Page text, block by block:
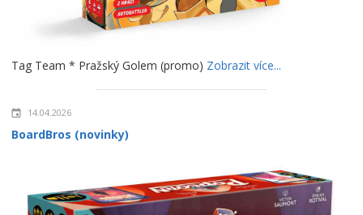
Tag Team * Pražský Golem (promo) Zobrazit více...
14.04.2026
BoardBros (novinky)